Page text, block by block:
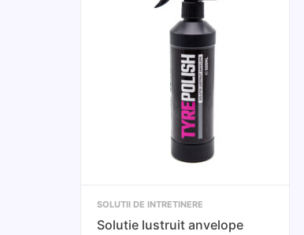
SOLUTII DE INTRETINERE
Solutie lustruit anvelope